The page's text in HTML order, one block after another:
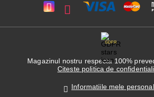
GDPR
Magazinul nostru respecta 100%
Citeste politica de
Informatiile mele